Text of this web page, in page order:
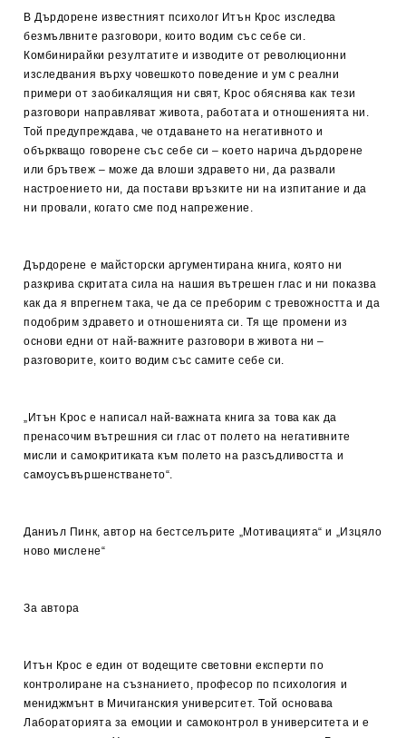
В Дърдорене известният психолог Итън Крос изследва
безмълвните разговори, които водим със себе си.
Комбинирайки резултатите и изводите от революционни
изследвания върху човешкото поведение и ум с реални
примери от заобикалящия ни свят, Крос обяснява как тези
разговори направляват живота, работата и отношенията ни.
Той предупреждава, че отдаването на негативното и
объркващо говорене със себе си – което нарича дърдорене
или брътвеж – може да влоши здравето ни, да развали
настроението ни, да постави връзките ни на изпитание и да
ни провали, когато сме под напрежение.
Дърдорене е майсторски аргументирана книга, която ни
разкрива скритата сила на нашия вътрешен глас и ни показва
как да я впрегнем така, че да се преборим с тревожността и да
подобрим здравето и отношенията си. Тя ще промени из
основи едни от най-важните разговори в живота ни –
разговорите, които водим със самите себе си.
„Итън Крос е написал най-важната книга за това как да
пренасочим вътрешния си глас от полето на негативните
мисли и самокритиката към полето на разсъдливостта и
самоусъвършенстването“.
Даниъл Пинк, автор на бестселърите „Мотивацията“ и „Изцяло
ново мислене“
За автора
Итън Крос е един от водещите световни експерти по
контролиране на съзнанието, професор по психология и
мениджмънт в Мичиганския университет. Той основава
Лабораторията за емоции и самоконтрол в университета и е